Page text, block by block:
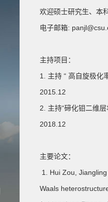
欢迎硕士研究生、本
电子邮箱:
主持项目：
1. 主持 “ 高自旋极化
2015.12
2. 主持“碲化钼二维
2018.12
主要论文：
1. Hui Zou,
Waals